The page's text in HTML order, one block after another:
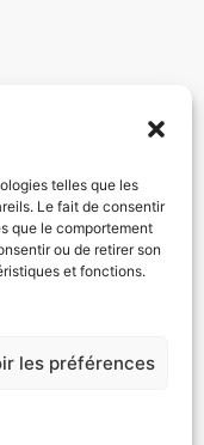
telles que les
Le fait de consentir
que le comportement
ou de retirer son
et fonctions.
les préférences